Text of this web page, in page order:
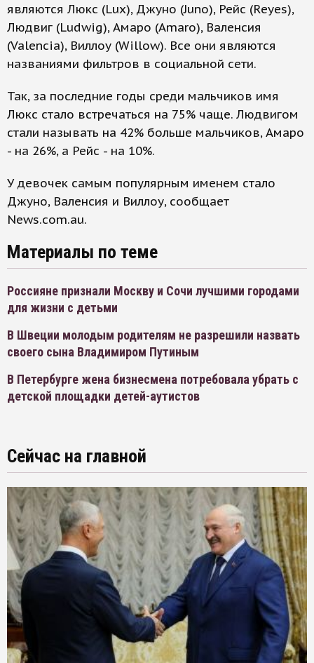
являются Люкс (Lux), Джуно (Juno), Рейс (Reyes),
Людвиг (Ludwig), Амаро (Amaro), Валенсия
(Valencia), Виллоу (Willow). Все они являются
названиями фильтров в социальной сети.
Так, за последние годы среди мальчиков имя
Люкс стало встречаться на 75% чаще. Людвигом
стали называть на 42% больше мальчиков, Амаро
- на 26%, а Рейс - на 10%.
У девочек самым популярным именем стало
Джуно, Валенсия и Виллоу, сообщает
News.com.au.
Материалы по теме
Россияне признали Москву и Сочи лучшими городами
для жизни с детьми
В Швеции молодым родителям не разрешили назвать
своего сына Владимиром Путиным
В Петербурге жена бизнесмена потребовала убрать с
детской площадки детей-аутистов
Сейчас на главной